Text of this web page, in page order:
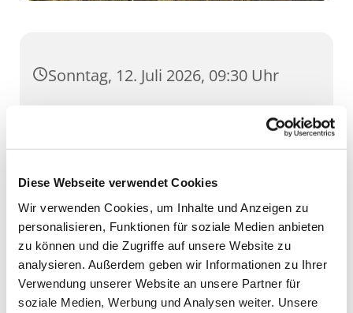
Diese Webseite verwendet Cookies
Wir verwenden Cookies, um Inhalte und Anzeigen zu
personalisieren, Funktionen für soziale Medien anbieten
zu können und die Zugriffe auf unsere Website zu
analysieren. Außerdem geben wir Informationen zu Ihrer
Verwendung unserer Website an unsere Partner für
soziale Medien, Werbung und Analysen weiter. Unsere
Sonntag, 12. Juli 2026, 09:30 Uhr
St. Severi, Severihof 1, 99084 Erfurt